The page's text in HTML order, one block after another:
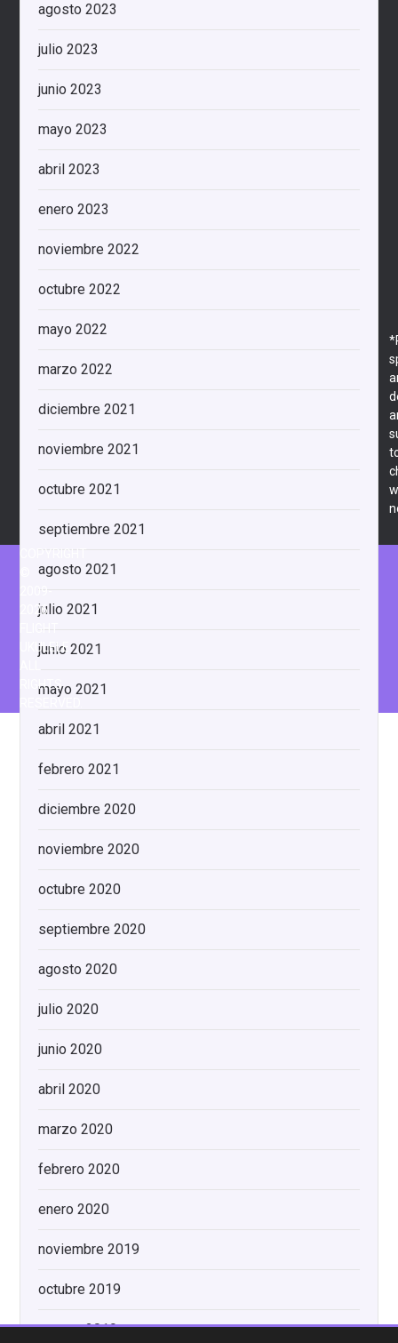
agosto 2023
julio 2023
junio 2023
mayo 2023
abril 2023
enero 2023
noviembre 2022
octubre 2022
mayo 2022
marzo 2022
diciembre 2021
noviembre 2021
octubre 2021
septiembre 2021
agosto 2021
julio 2021
junio 2021
mayo 2021
abril 2021
febrero 2021
diciembre 2020
noviembre 2020
octubre 2020
septiembre 2020
agosto 2020
julio 2020
junio 2020
abril 2020
marzo 2020
febrero 2020
enero 2020
noviembre 2019
octubre 2019
agosto 2019
COPYRIGHT
2009-
2026
FLIGHT
UKULELE
RIGHTS